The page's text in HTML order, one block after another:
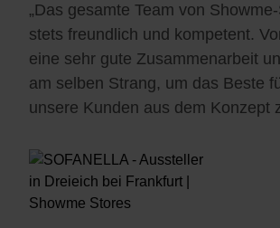
„Das gesamte Team von
stets freundlich und kompetent.
eine sehr gute Zusammenarbeit
am selben Strang, um das Beste
unsere Kunden aus dem Konzept